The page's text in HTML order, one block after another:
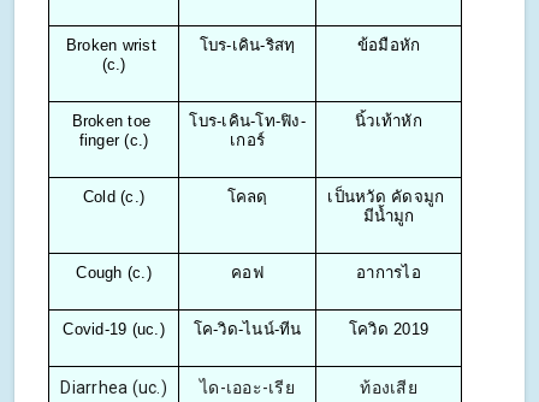
Broken wrist
(c.)
โบร-เคิน-ริสทฺ ข้อมือหัก
Broken toe
finger (c.)
โบร-เคิน-โท-ฟิง-
เกอร์
นิ้วเท้าหัก
Cold (c.) โคลดฺ
เป็นหวัด คัดจมูก
มีน้ำมูก
Cough (c.) คอฟ อาการไอ
Covid-19 (uc.) โค-วิด-ไนน์-ทีน โควิด 2019
Diarrhea (uc.) ได-เออะ-เรีย ท้องเสีย